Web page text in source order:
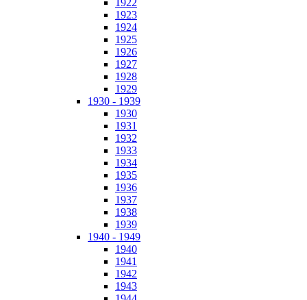
1922
1923
1924
1925
1926
1927
1928
1929
1930 - 1939
1930
1931
1932
1933
1934
1935
1936
1937
1938
1939
1940 - 1949
1940
1941
1942
1943